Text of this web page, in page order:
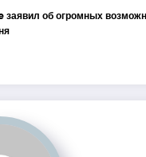
об огромных